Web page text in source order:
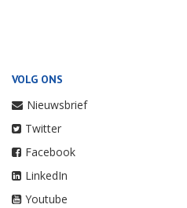
VOLG ONS
Nieuwsbrief
Twitter
Facebook
LinkedIn
Youtube